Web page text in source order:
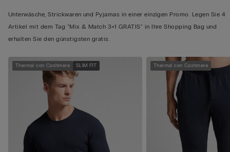
Unterwäsche, Strickwaren und Pyjamas in einer einzigen Promo. Legen Sie 4
Artikel mit dem Tag "Mix & Match 3+1 GRATIS" in Ihre Shopping Bag und
erhalten Sie den günstigsten gratis.
Thermal con Cashmere SLIM FIT Thermal con Cashmere